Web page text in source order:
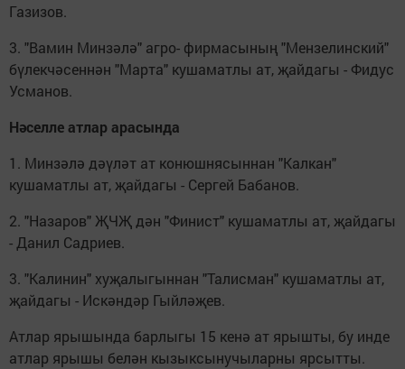
Га­зизов.
3. "Вамин Минзәлә" агро- фирмасының "Мензелинский"
бүлекчәсеннән "Марта" куша­матлы ат, җайдагы - Фидус
Ус­манов.
Нәселле атлар арасында
1. Минзәлә дәүләт ат конюшня­сыннан "Калкан"
кушаматлы ат, җайдагы - Сергей Бабанов.
2. "Назаров" ҖЧҖ дән "Финист" кушаматлы ат, җайдагы
- Да­нил Садриев.
3. "Калинин" хуҗалыгыннан "Талисман" кушаматлы ат,
җайдагы - Искәндәр Гыйләҗев.
Атлар ярышында барлыгы 15 кенә ат ярышты, бу инде
ат­лар ярышы белән кызыксы­нучыларны ярсытты.